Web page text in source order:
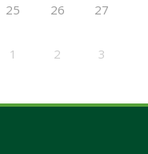
25 26 27
1 2 3